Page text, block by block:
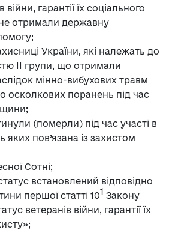
війни, гарантії їх соціального
не отримали державну
України, які належать до
ІІ групи, що отримали
мінно-вибухових травм
осколкових поранень під час
(померли) під час участі в
пов’язана із захистом
Сотні;
встановлений відповідно
першої статті 101 Закону
ветеранів війни, гарантії їх